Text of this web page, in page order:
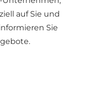
auf Sie und
Sie